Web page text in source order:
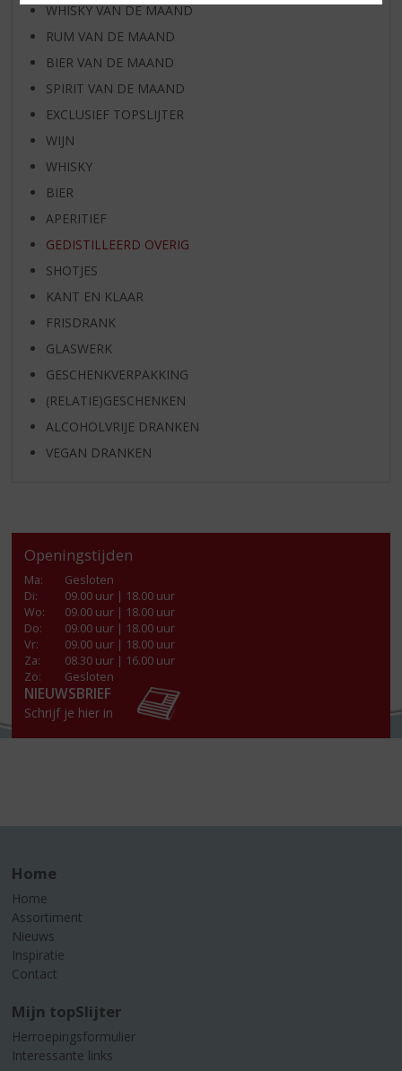
WHISKY VAN DE MAAND
RUM VAN DE MAAND
BIER VAN DE MAAND
SPIRIT VAN DE MAAND
EXCLUSIEF TOPSLIJTER
WIJN
WHISKY
BIER
APERITIEF
GEDISTILLEERD OVERIG
SHOTJES
KANT EN KLAAR
FRISDRANK
GLASWERK
GESCHENKVERPAKKING
(RELATIE)GESCHENKEN
ALCOHOLVRIJE DRANKEN
VEGAN DRANKEN
Openingstijden
Ma:
Gesloten
Di:
09.00 uur | 18.00 uur
Wo:
09.00 uur | 18.00 uur
Do:
09.00 uur | 18.00 uur
Vr:
09.00 uur | 18.00 uur
Za:
08.30 uur | 16.00 uur
Zo:
Gesloten
NIEUWSBRIEF
Schrijf je hier in
Home
Home
Assortiment
Nieuws
Inspiratie
Contact
Mijn topSlijter
Herroepingsformulier
Interessante links